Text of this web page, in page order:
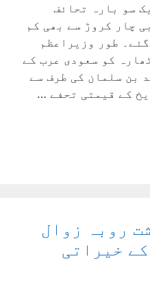
سو بارہ تحائف
چار کروڑ سے بھی کم
طور وزیراعظم
کو سعودی عرب کے
بن سلمان کی طرف سے
کے قیمتی تحفے …
روبہ زوال
خیراتی